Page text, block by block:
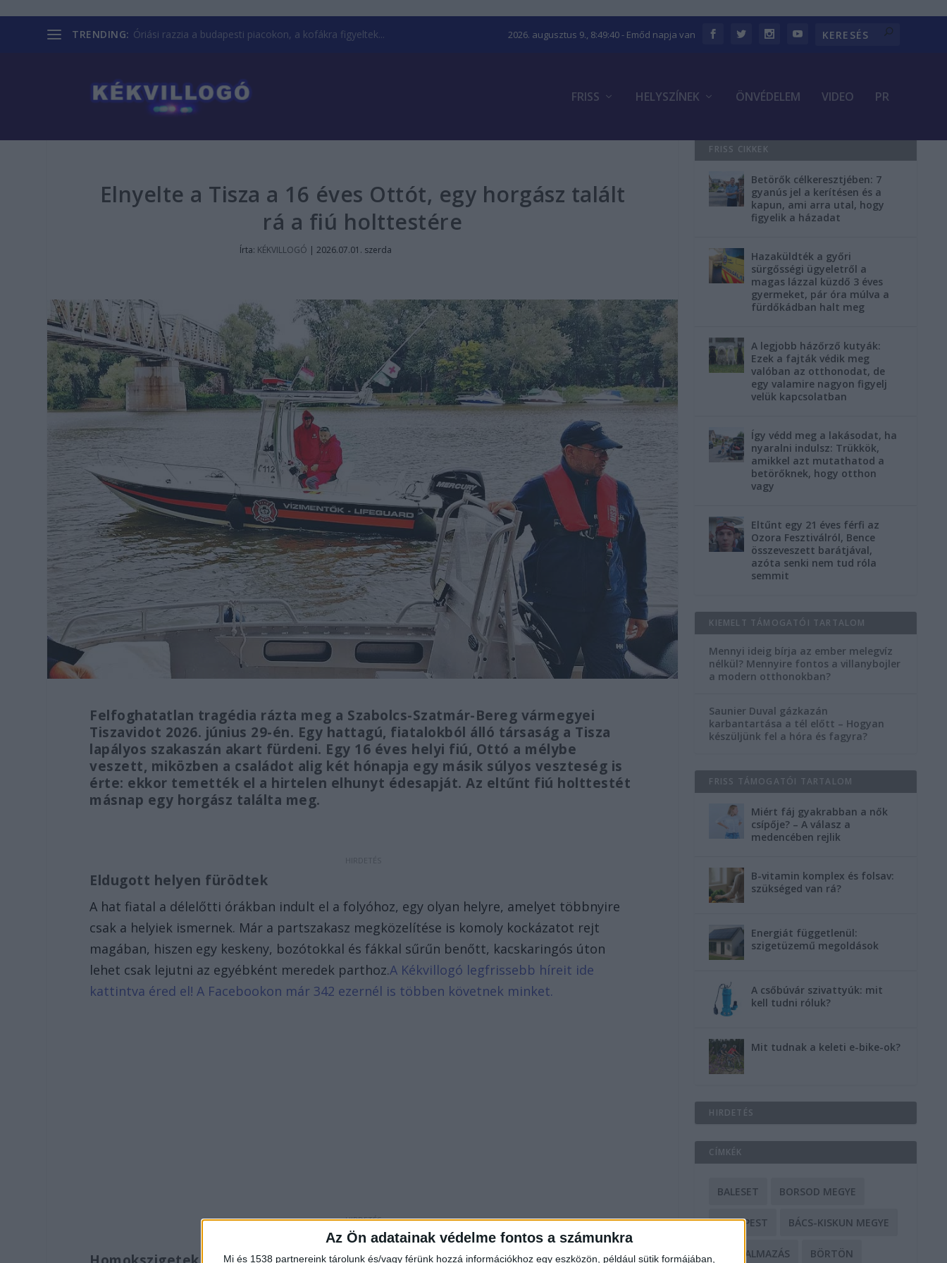
Az Ön adatainak védelme fontos a számunkra
Mi és 1538 partnereink tárolunk és/vagy férünk hozzá információkhoz egy eszközön, például sütik formájában,
TRENDING: Óriási razzia a budapesti piacokon, a kofákra figyeltek... 2026. augusztus 9., 8:49:41- Emőd napja van
FRISS HELYSZÍNEK ÖNVÉDELEM VIDEO PR
Elnyelte a Tisza a 16 éves Ottót, egy horgász talált
rá a fiú holttestére
Írta: KÉKVILLOGÓ |2026.07.01. szerda
Felfoghatatlan tragédia rázta meg a Szabolcs-Szatmár-Bereg vármegyei
Tiszavidot 2026. június 29-én. Egy hattagú, fiatalokból álló társaság a Tisza
lapályos szakaszán akart fürdeni. Egy 16 éves helyi fiú, Ottó a mélybe
veszett, miközben a családot alig két hónapja egy másik súlyos veszteség is
érte: ekkor temették el a hirtelen elhunyt édesapját. Az eltűnt fiú holttestét
másnap egy horgász találta meg.
Eldugott helyen fürödtek
A hat fiatal a délelőtti órákban indult el a folyóhoz, egy olyan helyre, amelyet többnyire
csak a helyiek ismernek. Már a partszakasz megközelítése is komoly kockázatot rejt
magában, hiszen egy keskeny, bozótokkal és fákkal sűrűn benőtt, kacskaringós úton
lehet csak lejutni az egyébként meredek parthoz.A Kékvillogó legfrissebb híreit ide
kattintva éred el! A Facebookon már 342 ezernél is többen követnek minket.
FRISS CIKKEK
Betörők célkeresztjében: 7
gyanús jel a kerítésen és a
kapun, ami arra utal, hogy
figyelik a házadat
Hazaküldték a győri
sürgősségi ügyeletről a
magas lázzal küzdő 3 éves
gyermeket, pár óra múlva a
fürdőkádban halt meg
A legjobb házőrző kutyák:
Ezek a fajták védik meg
valóban az otthonodat, de
egy valamire nagyon figyelj
velük kapcsolatban
Így védd meg a lakásodat, ha
nyaralni indulsz: Trükkök,
amikkel azt mutathatod a
betörőknek, hogy otthon
vagy
Eltűnt egy 21 éves férfi az
Ozora Fesztiválról, Bence
összeveszett barátjával,
azóta senki nem tud róla
semmit
KIEMELT TÁMOGATÓI TARTALOM
Mennyi ideig bírja az ember melegvíz
nélkül? Mennyire fontos a villanybojler
a modern otthonokban?
Saunier Duval gázkazán
karbantartása a tél előtt – Hogyan
készüljünk fel a hóra és fagyra?
FRISS TÁMOGATÓI TARTALOM
Miért fáj gyakrabban a nők
csípője? – A válasz a
medencében rejlik
B-vitamin komplex és folsav:
szükséged van rá?
Energiát függetlenül:
szigetüzemű megoldások
A csőbúvár szivattyúk: mit
kell tudni róluk?
Mit tudnak a keleti e-bike-ok?
HIRDETÉS
CÍMKÉK
BALESET BORSOD MEGYE
BUDAPEST BÁCS-KISKUN MEGYE
BÁNTALMAZÁS BÖRTÖN